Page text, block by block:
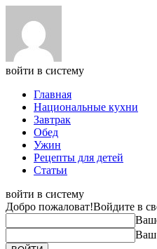
войти в систему
Главная
Национальные кухни
Завтрак
Обед
Ужин
Рецепты для детей
Статьи
войти в систему
Добро пожаловат!Войдите в
Ваш